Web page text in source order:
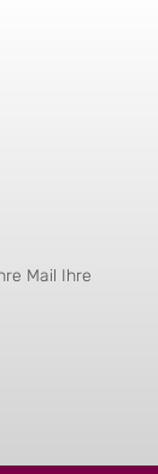
Mail Ihre